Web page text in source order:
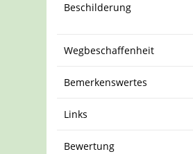
Beschilderung
Wegbeschaffenheit
Bemerkenswertes
Links
Bewertung